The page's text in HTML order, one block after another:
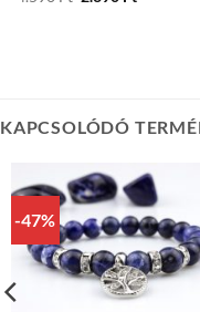
KAPCSOLÓDÓ
-47%